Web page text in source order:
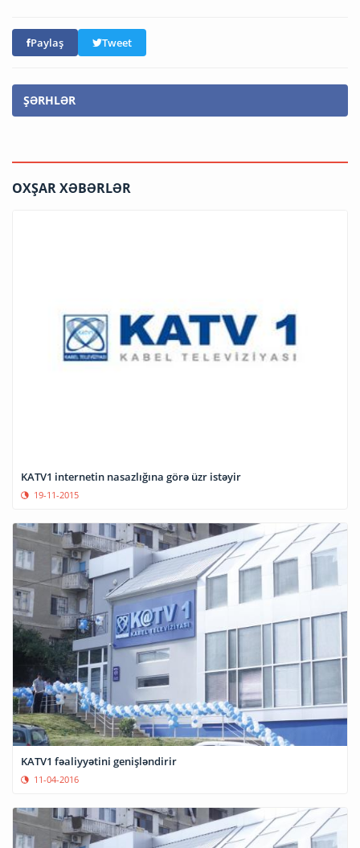
Paylaş Tweet
ŞƏRHLƏR
OXŞAR XƏBƏRLƏR
KATV1 internetin nasazlığına görə üzr istəyir
19-11-2015
KATV1 fəaliyyətini genişləndirir
11-04-2016